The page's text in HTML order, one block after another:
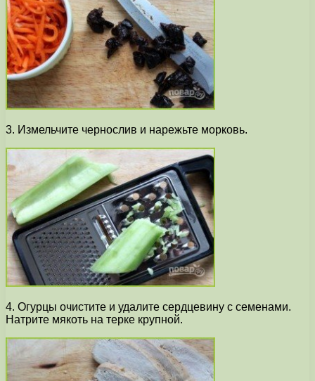
3. Измельчите чернослив и нарежьте морковь.
4. Огурцы очистите и удалите сердцевину с семенами.
Натрите мякоть на терке крупной.